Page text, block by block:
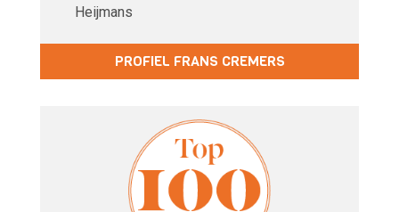
Heijmans
PROFIEL FRANS CREMERS